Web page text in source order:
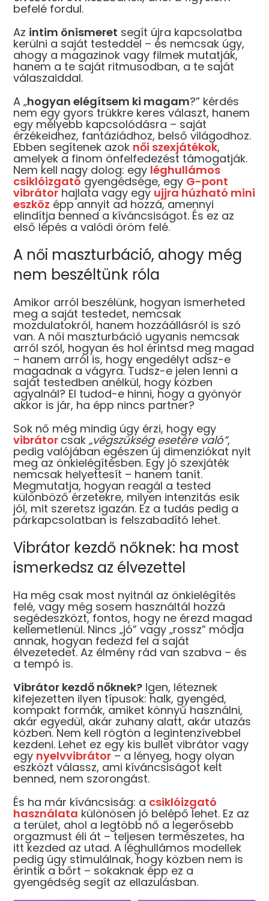
befelé fordul.
Az intim önismeret segít újra kapcsolatba
kerülni a saját testeddel – és nemcsak úgy,
ahogy a magazinok vagy filmek mutatják,
hanem a te saját ritmusodban, a te saját
válaszaiddal.
A „hogyan elégítsem ki magam?” kérdés
nem egy gyors trükkre keres választ, hanem
egy mélyebb kapcsolódásra – saját
érzékeidhez, fantáziádhoz, belső világodhoz.
Ebben segítenek azok női szexjátékok,
amelyek a finom önfelfedezést támogatják.
Nem kell nagy dolog: egy léghullámos
csiklóizgatógyengédsége, egy G-pont
vibrátorhajlata vagy egy ujjra húzható mini
eszköz épp annyit ad hozzá, amennyi
elindítja benned a kíváncsiságot. És ez az
első lépés a valódi öröm felé.
A női maszturbáció, ahogy még
nem beszéltünk róla
Amikor arról beszélünk, hogyan ismerheted
meg a saját testedet, nemcsak
mozdulatokról, hanem hozzáállásról is szó
van. A női maszturbáció ugyanis nemcsak
arról szól, hogyan és hol érintsd meg magad
– hanem arról is, hogy engedélyt adsz-e
magadnak a vágyra. Tudsz-e jelen lenni a
saját testedben anélkül, hogy közben
agyalnál? El tudod-e hinni, hogy a gyönyör
akkor is jár, ha épp nincs partner?
Sok nő még mindig úgy érzi, hogy egy
vibrátor csak„végszükség esetére való”,
pedig valójában egészen új dimenziókat nyit
meg az önkielégítésben. Egy jó szexjáték
nemcsak helyettesít – hanem tanít.
Megmutatja, hogyan reagál a tested
különböző érzetekre, milyen intenzitás esik
jól, mit szeretsz igazán. Ez a tudás pedig a
párkapcsolatban is felszabadító lehet.
Vibrátor kezdő nőknek: ha most
ismerkedsz az élvezettel
Ha még csak most nyitnál az önkielégítés
felé, vagy még sosem használtál hozzá
segédeszközt, fontos, hogy ne érezd magad
kellemetlenül. Nincs „jó” vagy „rossz” módja
annak, hogyan fedezd fel a saját
élvezetedet. Az élmény rád van szabva – és
a tempó is.
Vibrátor kezdő nőknek? Igen, léteznek
kifejezetten ilyen típusok: halk, gyengéd,
kompakt formák, amiket könnyű használni,
akár egyedül, akár zuhany alatt, akár utazás
közben. Nem kell rögtön a legintenzívebbel
kezdeni. Lehet ez egy kis bullet vibrátor vagy
egy nyelvvibrátor– a lényeg, hogy olyan
eszközt válassz, ami kíváncsiságot kelt
benned, nem szorongást.
És ha már kíváncsiság: a csiklóizgató
használata különösen jó belépő lehet. Ez az
a terület, ahol a legtöbb nő a legerősebb
orgazmust éli át – teljesen természetes, ha
itt kezded az utad. A léghullámos modellek
pedig úgy stimulálnak, hogy közben nem is
érintik a bőrt – sokaknak épp ez a
gyengédség segít az ellazulásban.